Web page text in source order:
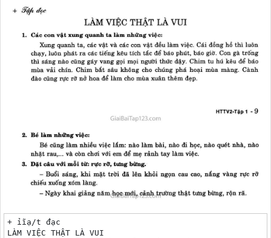
+ ỉĩạ/t đạc
LÀM VIỆC THẬT LÀ VUI